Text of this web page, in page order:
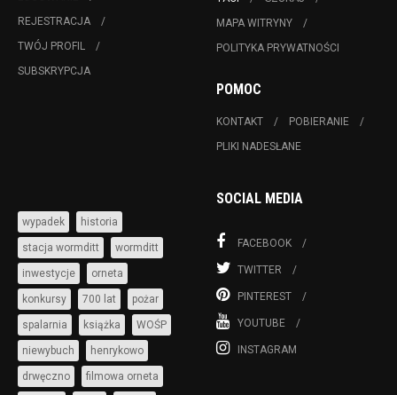
REJESTRACJA
TWÓJ PROFIL
SUBSKRYPCJA
MAPA WITRYNY
POLITYKA PRYWATNOŚCI
POMOC
KONTAKT
POBIERANIE
PLIKI NADESŁANE
wypadek historia
stacja wormditt wormditt
inwestycje orneta
konkursy 700 lat pożar
spalarnia książka WOŚP
niewybuch henrykowo
drwęczno filmowa orneta
SOCIAL MEDIA
FACEBOOK
TWITTER
PINTEREST
YOUTUBE
INSTAGRAM